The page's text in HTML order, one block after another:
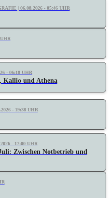
| 06.08.2026 - 05:46 UHR
- 06:18 UHR
Kallio und Athena
- 19:38 UHR
- 17:00 UHR
Zwischen Notbetrieb und